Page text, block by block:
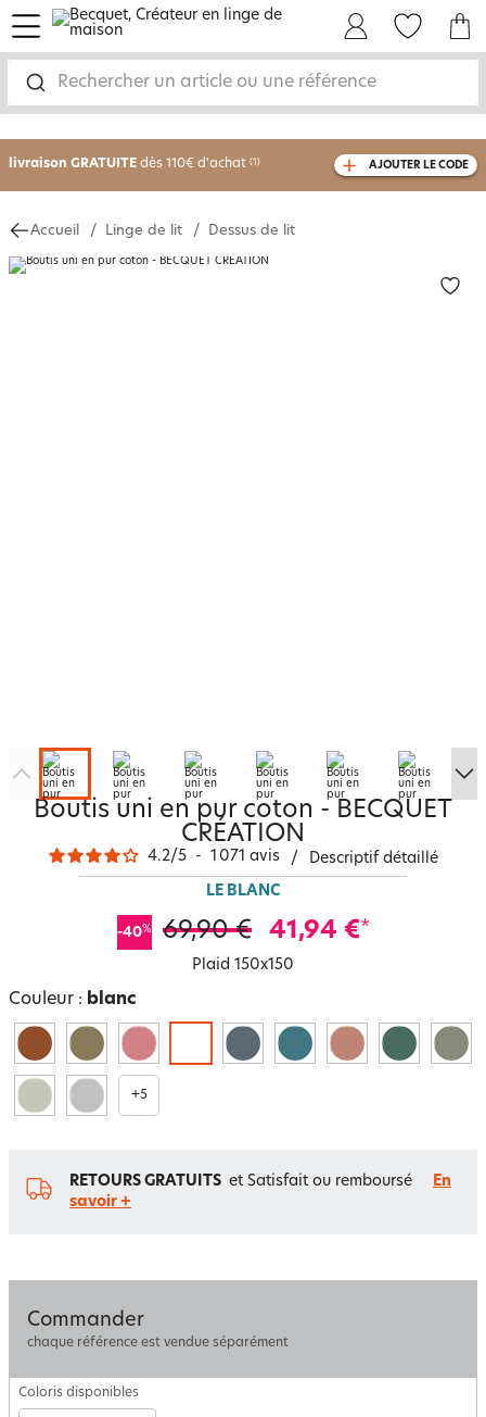
Rechercher un article ou une référence
menu
achetés
AJOUTER LE CODE
Accueil Linge de lit Dessus de lit
Boutis uni en pur coton - BECQUET
CRÉATION
4.2/5 - 1 071 avis / Descriptif détaillé
LE BLANC
-40% 69,90 € 41,94 €*
Plaid 150x150
Couleur : blanc
+5
RETOURS GRATUITS et Satisfait ou remboursé
En
savoir +
Commander
chaque référence est vendue séparément
Coloris disponibles